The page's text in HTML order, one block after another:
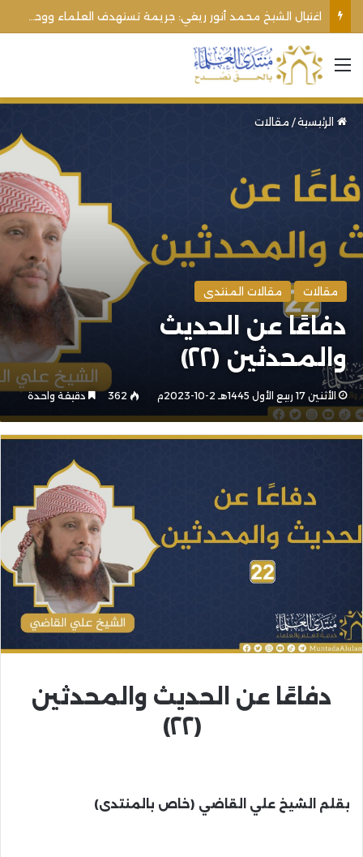
القائمة
الرئيسية/ مقالات
مقالات مقالات المنتدى
دفاعًا عن الحديث
والمحدثين (٢٢)
الأثنين 17 ربيع الأول 1445هـ 2-10-2023م 362 دقيقة واحدة
دفاعًا عن الحديث والمحدثين
(٢٢)
بقلم الشيخ علي القاضي (خاص بالمنتدى)